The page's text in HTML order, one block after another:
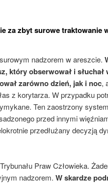
za zbyt surowe traktowanie
nadzorem w areszcie.
który obserwował i słuchał
zarówno dzień, jak i noc,
z korytarza. W przypadku
Ten zaostrzony
przed innymi
przedłużany decyzją
Praw Człowieka.
nadzorem. W skardze